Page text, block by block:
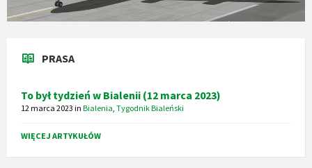
PRASA
To był tydzień w Bialenii (12 marca 2023)
12 marca 2023 in Bialenia Tygodnik Bialeński
WIĘCEJ ARTYKUŁÓW